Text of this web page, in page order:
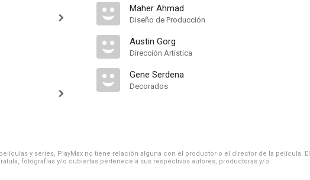
Maher Ahmad
Diseño de Producción
Austin Gorg
Dirección Artística
Gene Serdena
Decorados
y series, PlayMax no tiene relación alguna con el productor o el director de la película. El
fotografías y/o cubiertas pertenece a sus respectivos autores, productoras y/o